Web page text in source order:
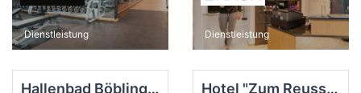
Dienstleistung Dienstleistung
Hallenbad Böblingen Hotel "Zum Reussenstein"